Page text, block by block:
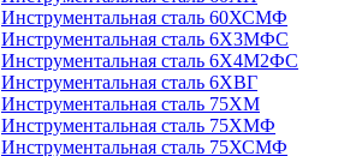
Инструментальная сталь 60ХСМФ
Инструментальная сталь 6Х3МФС
Инструментальная сталь 6Х4М2ФС
Инструментальная сталь 6ХВГ
Инструментальная сталь 75ХМ
Инструментальная сталь 75ХМФ
Инструментальная сталь 75ХСМФ